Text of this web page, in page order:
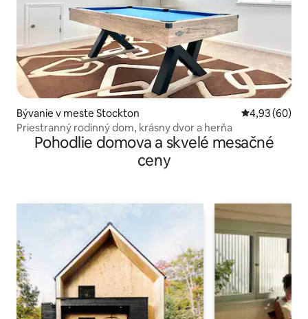
Bývanie v meste Stockton Priemerné
4,93 (60)
Priestranný rodinný dom, krásny dvor a herňa
Pohodlie domova a skvelé mesačné
ceny